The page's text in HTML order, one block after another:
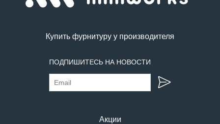
Купить фурнитуру у производителя
ПОДПИШИТЕСЬ НА НОВОСТИ
Акции